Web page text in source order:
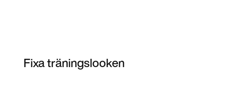
Fixa träningslooken